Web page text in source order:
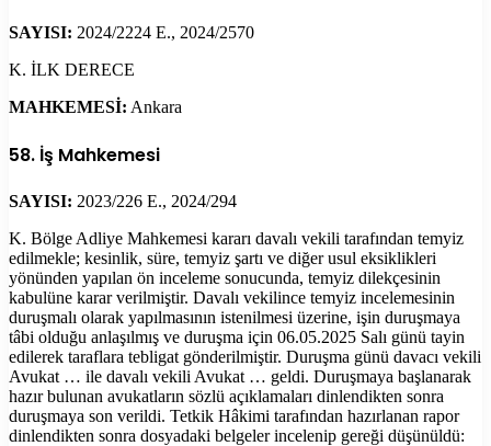
SAYISI: 2024/2224 E., 2024/2570
K. İLK DERECE
MAHKEMESİ: Ankara
58. İş Mahkemesi
SAYISI: 2023/226 E., 2024/294
K. Bölge Adliye Mahkemesi kararı davalı vekili tarafından temyiz
edilmekle; kesinlik, süre, temyiz şartı ve diğer usul eksiklikleri
yönünden yapılan ön inceleme sonucunda, temyiz dilekçesinin
kabulüne karar verilmiştir. Davalı vekilince temyiz incelemesinin
duruşmalı olarak yapılmasının istenilmesi üzerine, işin duruşmaya
tâbi olduğu anlaşılmış ve duruşma için 06.05.2025 Salı günü tayin
edilerek taraflara tebligat gönderilmiştir. Duruşma günü davacı vekili
Avukat … ile davalı vekili Avukat … geldi. Duruşmaya başlanarak
hazır bulunan avukatların sözlü açıklamaları dinlendikten sonra
duruşmaya son verildi. Tetkik Hâkimi tarafından hazırlanan rapor
dinlendikten sonra dosyadaki belgeler incelenip gereği düşünüldü: